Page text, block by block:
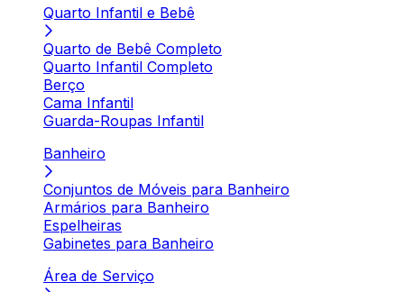
Quarto Infantil e Bebê
Quarto de Bebê Completo
Quarto Infantil Completo
Berço
Cama Infantil
Guarda-Roupas Infantil
Banheiro
Conjuntos de Móveis para Banheiro
Armários para Banheiro
Espelheiras
Gabinetes para Banheiro
Área de Serviço